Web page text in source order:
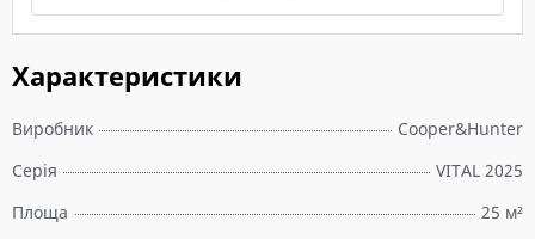
Характеристики
Виробник
Cooper&Hunter
Серія
VITAL 2025
Площа
25 м²